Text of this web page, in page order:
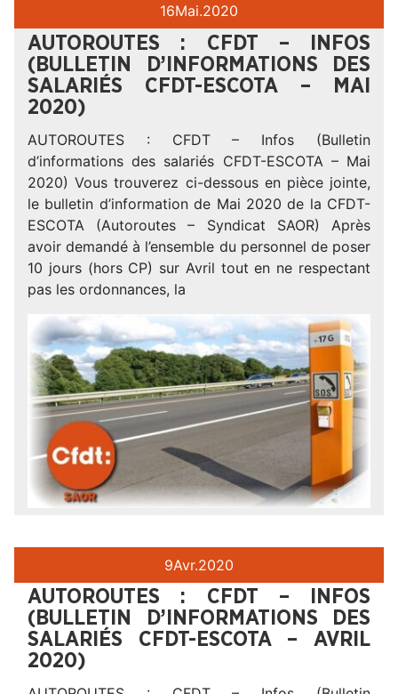
16Mai.2020
AUTOROUTES : CFDT – INFOS
(BULLETIN D’INFORMATIONS DES
SALARIÉS CFDT-ESCOTA – MAI
2020)
AUTOROUTES : CFDT – Infos (Bulletin
d’informations des salariés CFDT-ESCOTA – Mai
2020) Vous trouverez ci-dessous en pièce jointe,
le bulletin d’information de Mai 2020 de la CFDT-
ESCOTA (Autoroutes – Syndicat SAOR) Après
avoir demandé à l’ensemble du personnel de poser
10 jours (hors CP) sur Avril tout en ne respectant
pas les ordonnances, la
9Avr.2020
AUTOROUTES : CFDT – INFOS
(BULLETIN D’INFORMATIONS DES
SALARIÉS CFDT-ESCOTA – AVRIL
2020)